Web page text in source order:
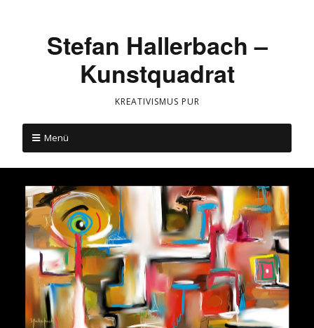
Stefan Hallerbach –
Kunstquadrat
KREATIVISMUS PUR
Menü